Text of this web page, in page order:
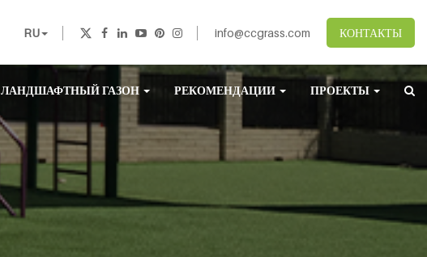
RU info@ccgrass.com КОНТАКТЫ
ЛАНДШАФТНЫЙ ГАЗОН РЕКОМЕНДАЦИИ ПРОЕКТЫ